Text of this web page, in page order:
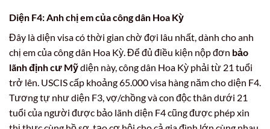
Diện F4: Anh chị em của công dân Hoa Kỳ
Đây là diện visa có thời gian chờ đợi lâu nhất, dành cho anh
chị em của công dân Hoa Kỳ. Để đủ điều kiện nộp đơn bảo
lãnh định cư Mỹdiện này, công dân Hoa Kỳ phải từ 21 tuổi
trở lên. USCIS cấp khoảng 65.000 visa hàng năm cho diện F4.
Tương tự như diện F3, vợ/chồng và con độc thân dưới 21
tuổi của người được bảo lãnh diện F4 cũng được phép xin